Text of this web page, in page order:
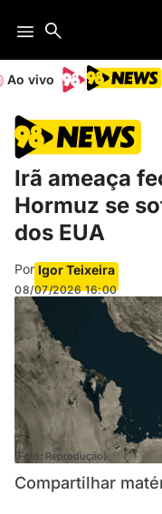
Ao vivo
Irã ameaça
Hormuz se
dos EUA
Por Igor Teixeira
08/07/2026 16:00
(Foto: Reprodução)
Compartilhar